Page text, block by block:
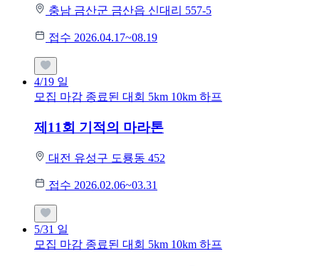
충남 금산군 금산읍 신대리 557-5
접수 2026.04.17~08.19
4/19 일
모집 마감 종료된 대회 5km 10km 하프
제11회 기적의 마라톤
대전 유성구 도룡동 452
접수 2026.02.06~03.31
5/31 일
모집 마감 종료된 대회 5km 10km 하프